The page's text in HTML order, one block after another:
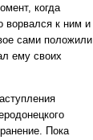
когда
ворвался к ним и
сами положили
ему своих
Пока